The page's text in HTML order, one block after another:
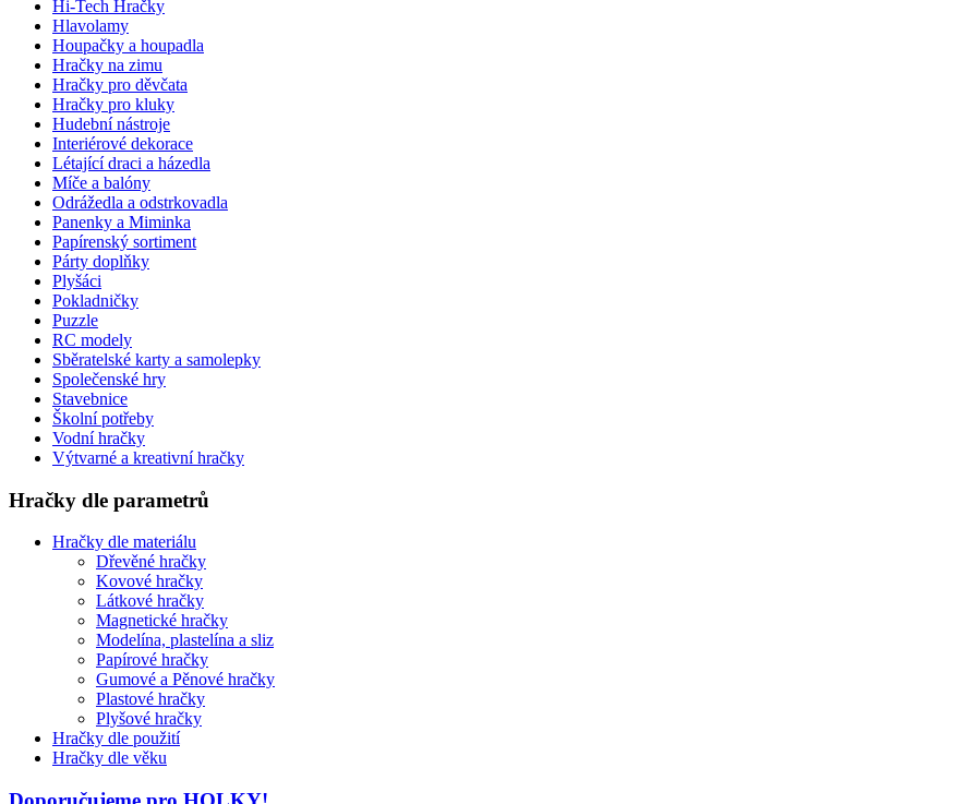
Hi-Tech Hračky
Hlavolamy
Houpačky a houpadla
Hračky na zimu
Hračky pro děvčata
Hračky pro kluky
Hudební nástroje
Interiérové dekorace
Létající draci a házedla
Míče a balóny
Odrážedla a odstrkovadla
Panenky a Miminka
Papírenský sortiment
Párty doplňky
Plyšáci
Pokladničky
Puzzle
RC modely
Sběratelské karty a samolepky
Společenské hry
Stavebnice
Školní potřeby
Vodní hračky
Výtvarné a kreativní hračky
Hračky dle parametrů
Hračky dle materiálu
Dřevěné hračky
Kovové hračky
Látkové hračky
Magnetické hračky
Modelína, plastelína a sliz
Papírové hračky
Gumové a Pěnové hračky
Plastové hračky
Plyšové hračky
Hračky dle použití
Hračky dle věku